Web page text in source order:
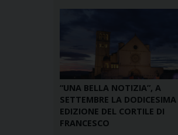
“UNA BELLA NOTIZIA”, A
SETTEMBRE LA DODICESIMA
EDIZIONE DEL CORTILE DI
FRANCESCO